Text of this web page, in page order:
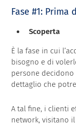
Fase #1: Prima
Scoperta
È la fase in cui
bisogno e di
persone
dettaglio che
A tal fine, i clienti
network, visitano